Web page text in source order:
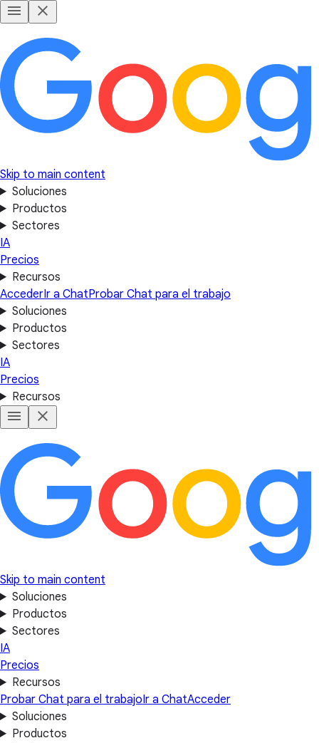
Skip to main content
Soluciones
Productos
Sectores
IA
Precios
Recursos
AccederIr a ChatProbar Chat para el trabajo
Soluciones
Productos
Sectores
IA
Precios
Recursos
Skip to main content
Soluciones
Productos
Sectores
IA
Precios
Recursos
Probar Chat para el trabajoIr a ChatAcceder
Soluciones
Productos